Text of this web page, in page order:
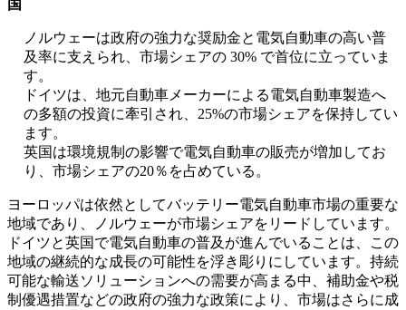
国
ノルウェーは政府の強力な奨励金と電気自動車の高い普
及率に支えられ、市場シェアの 30% で首位に立っていま
す。
ドイツは、地元自動車メーカーによる電気自動車製造へ
の多額の投資に牽引され、25%の市場シェアを保持してい
ます。
英国は環境規制の影響で電気自動車の販売が増加してお
り、市場シェアの20％を占めている。
ヨーロッパは依然としてバッテリー電気自動車市場の重要な
地域であり、ノルウェーが市場シェアをリードしています。
ドイツと英国で電気自動車の普及が進んでいることは、この
地域の継続的な成長の可能性を浮き彫りにしています。持続
可能な輸送ソリューションへの需要が高まる中、補助金や税
制優遇措置などの政府の強力な政策により、市場はさらに成